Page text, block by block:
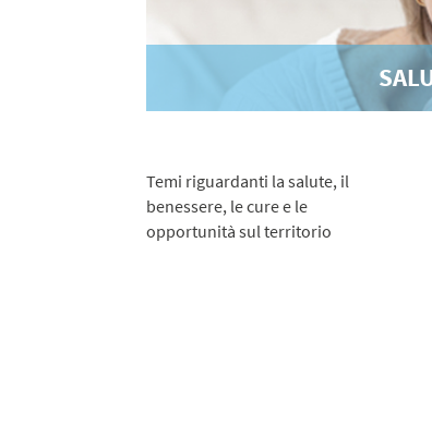
Temi riguardanti la salute, il
benessere, le cure e le
opportunità sul territorio